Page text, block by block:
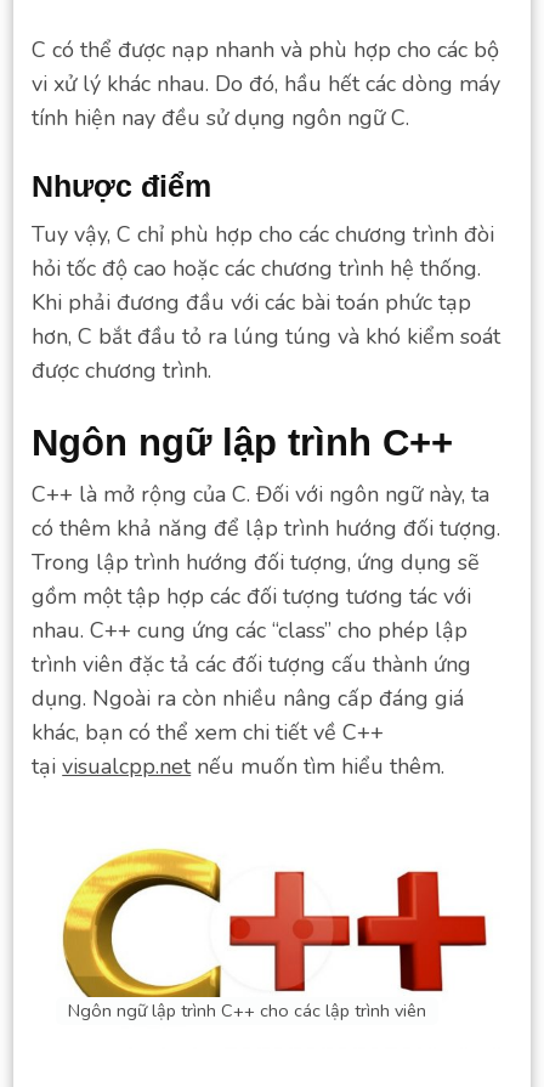
C có thể được nạp nhanh và phù hợp cho các bộ
vi xử lý khác nhau. Do đó, hầu hết các dòng máy
tính hiện nay đều sử dụng ngôn ngữ C.
Nhược điểm
Tuy vậy, C chỉ phù hợp cho các chương trình đòi
hỏi tốc độ cao hoặc các chương trình hệ thống.
Khi phải đương đầu với các bài toán phức tạp
hơn, C bắt đầu tỏ ra lúng túng và khó kiểm soát
được chương trình.
Ngôn ngữ lập trình C++
C++ là mở rộng của C. Đối với ngôn ngữ này, ta
có thêm khả năng để lập trình hướng đối tượng.
Trong lập trình hướng đối tượng, ứng dụng sẽ
gồm một tập hợp các đối tượng tương tác với
nhau. C++ cung ứng các “class” cho phép lập
trình viên đặc tả các đối tượng cấu thành ứng
dụng. Ngoài ra còn nhiều nâng cấp đáng giá
khác, bạn có thể xem chi tiết về C++
tạivisualcpp.netnếu muốn tìm hiểu thêm.
Ngôn ngữ lập trình C++ cho các lập trình viên